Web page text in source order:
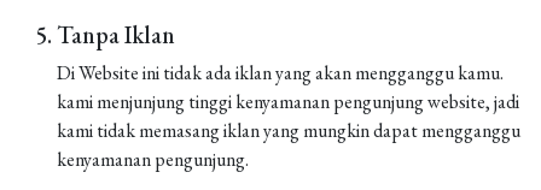
Tanpa Iklan
Di Website ini tidak ada iklan yang akan mengganggu kamu.
kami menjunjung tinggi kenyamanan pengunjung website, jadi
kami tidak memasang iklan yang mungkin dapat mengganggu
kenyamanan pengunjung.